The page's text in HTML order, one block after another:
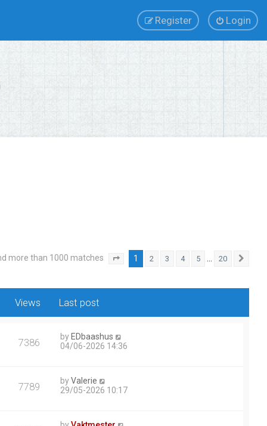
Login
Register
more than 1000 matches Page of
1 2 3 4 5 … 20
Views Last post
7386 by EDbaashus
04/06-2026 14:36
7789 byValerie
29/05-2026 10:17